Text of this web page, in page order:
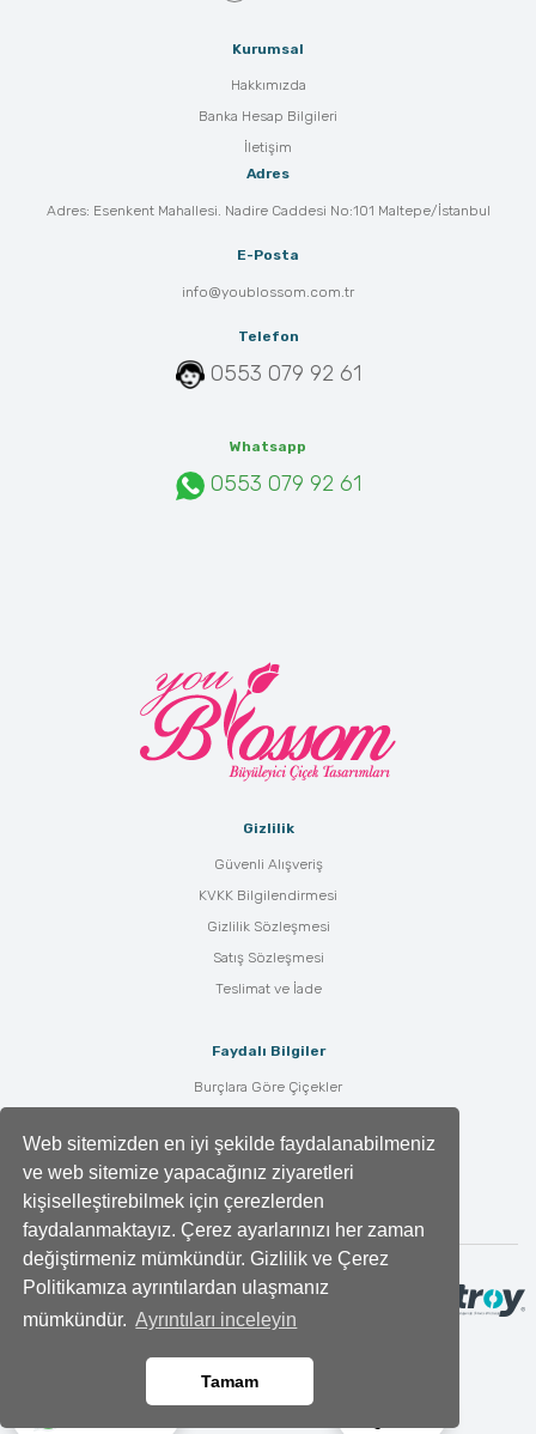
Web sitemizden en iyi şekilde faydalanabilmeniz
ve web sitemize yapacağınız ziyaretleri
kişiselleştirebilmek için çerezlerden
faydalanmaktayız. Çerez ayarlarınızı her zaman
değiştirmeniz mümkündür. Gizlilik ve Çerez
Politikamıza ayrıntılardan ulaşmanız
mümkündür. Ayrıntıları inceleyin
Tamam
Kurumsal
Hakkımızda
Banka Hesap Bilgileri
İletişim
Adres
Adres: Esenkent Mahallesi. Nadire Caddesi No:101 Maltepe/İstanbul
E-Posta
info@youblossom.com.tr
Telefon
0553 079 92 61
Whatsapp
0553 079 92 61
Gizlilik
Güvenli Alışveriş
KVKK Bilgilendirmesi
Gizlilik Sözleşmesi
Satış Sözleşmesi
Teslimat ve İade
Faydalı Bilgiler
Burçlara Göre Çiçekler
Çiçek Anlamları
Tüm Blog Yazıları